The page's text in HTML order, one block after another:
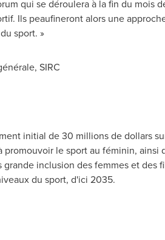
qui se déroulera à la fin du mois
Ils peaufineront alors une
sport. »
SIRC
initial de 30 millions de dollars
le sport au féminin,
inclusion des femmes et
du sport, d'ici 2035.